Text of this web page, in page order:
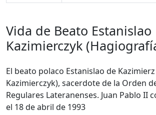
Vida de Beato Estanislao
Kazimierczyk
El beato polaco Estanislao de Kazimierz
Kazimierczyk), sacerdote de la Orden
Regulares Lateranenses. Juan Pablo II
el 18 de abril de 1993